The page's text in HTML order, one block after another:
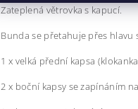
Zateplená větrovka s kapucí.
Bunda se přetahuje přes hlavu
1 x velká přední kapsa
2 x boční kapsy se zapínáním